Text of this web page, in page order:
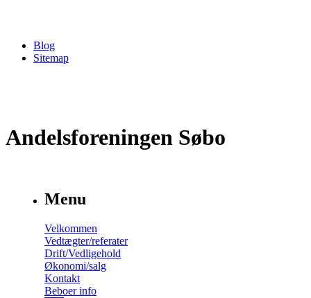
Blog
Sitemap
Andelsforeningen Søbo
Menu
Velkommen
Vedtægter/referater
Drift/Vedligehold
Økonomi/salg
Kontakt
Beboer info